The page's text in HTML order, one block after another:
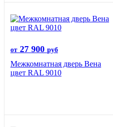
от 27 900 руб
Межкомнатная дверь Вена
цвет RAL 9010